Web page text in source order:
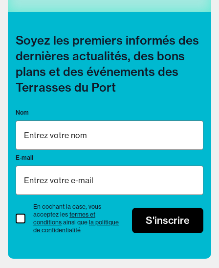
Soyez les premiers informés des
dernières actualités, des bons
plans et des événements des
Terrasses du Port
Nom
E-mail
termes et conditions
En cochant la case, vous
acceptez les termes et
conditions ainsi que la politique
de confidentialité
S'inscrire